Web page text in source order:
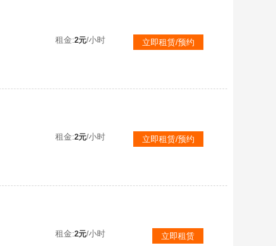
租金:2元/小时 立即租赁/预约
租金:2元/小时 立即租赁/预约
租金:2元/小时 立即租赁